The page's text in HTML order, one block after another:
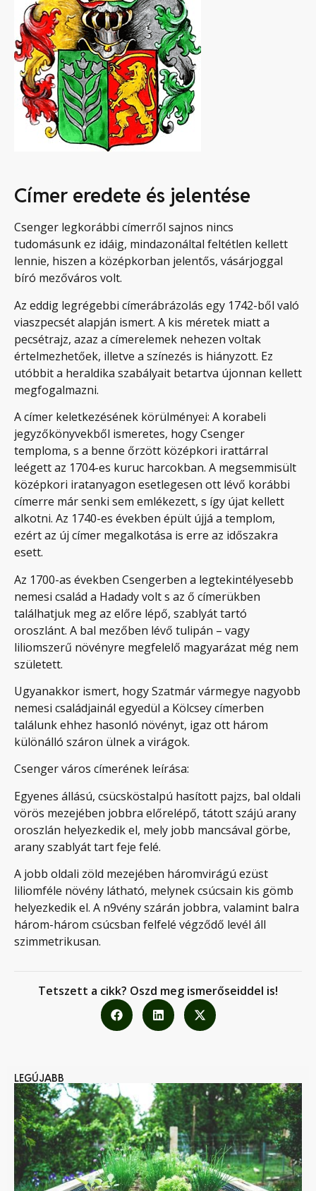
Címer eredete és jelentése
Csenger legkorábbi címerről sajnos nincs
tudomásunk ez idáig, mindazonáltal feltétlen kellett
lennie, hiszen a középkorban jelentős, vásárjoggal
bíró mezőváros volt.
Az eddig legrégebbi címerábrázolás egy 1742-ből való
viaszpecsét alapján ismert. A kis méretek miatt a
pecsétrajz, azaz a címerelemek nehezen voltak
értelmezhetőek, illetve a színezés is hiányzott. Ez
utóbbit a heraldika szabályait betartva újonnan kellett
megfogalmazni.
A címer keletkezésének körülményei: A korabeli
jegyzőkönyvekből ismeretes, hogy Csenger
temploma, s a benne őrzött középkori irattárral
leégett az 1704-es kuruc harcokban. A megsemmisült
középkori iratanyagon esetlegesen ott lévő korábbi
címerre már senki sem emlékezett, s így újat kellett
alkotni. Az 1740-es években épült újjá a templom,
ezért az új címer megalkotása is erre az időszakra
esett.
Az 1700-as években Csengerben a legtekintélyesebb
nemesi család a Hadady volt s az ő címerükben
találhatjuk meg az előre lépő, szablyát tartó
oroszlánt. A bal mezőben lévő tulipán – vagy
liliomszerű növényre megfelelő magyarázat még nem
született.
Ugyanakkor ismert, hogy Szatmár vármegye nagyobb
nemesi családjainál egyedül a Kölcsey címerben
találunk ehhez hasonló növényt, igaz ott három
különálló száron ülnek a virágok.
Csenger város címerének leírása:
Egyenes állású, csücsköstalpú hasított pajzs, bal oldali
vörös mezejében jobbra előrelépő, tátott szájú arany
oroszlán helyezkedik el, mely jobb mancsával görbe,
arany szablyát tart feje felé.
A jobb oldali zöld mezejében háromvirágú ezüst
liliomféle növény látható, melynek csúcsain kis gömb
helyezkedik el. A n9vény szárán jobbra, valamint balra
három-három csúcsban felfelé végződő levél áll
szimmetrikusan.
Tetszett a cikk? Oszd meg ismerőseiddel is!
LEGÚJABB